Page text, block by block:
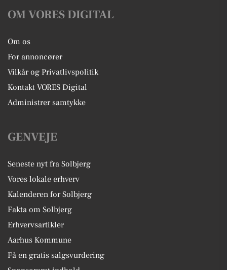
OM VORES DIGITAL
Om os
For annoncører
Vilkår og Privatlivspolitik
Kontakt VORES Digital
Administrer samtykke
GENVEJE
Seneste nyt fra Solbjerg
Vores lokale erhverv
Kalenderen for Solbjerg
Fakta om Solbjerg
Erhvervsartikler
Aarhus Kommune
Få en gratis salgsvurdering